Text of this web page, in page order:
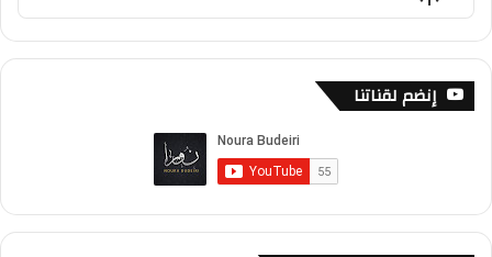
Podcast
Information
إنضم لقناتنا